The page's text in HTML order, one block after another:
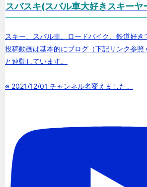
スバスキ(スバル車大好きスキーヤ
スキー、スバル車、ロードバイク、鉄道好き
投稿動画は基本的にブログ（下記リンク参照
と連動しています。
※ 2021/12/01 チャンネル名変えました。